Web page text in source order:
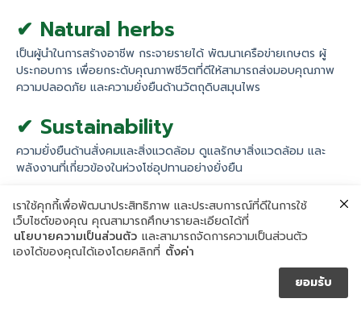
✔ Natural herbs
เป็นผู้นำในการสร้างอาชีพ กระจายรายได้ พัฒนาเครือข่ายเกษตร ผู้
ประกอบการ เพื่อยกระดับคุณภาพชีวิตที่ดีให้สามารถส่งมอบคุณภาพ
ความปลอดภัย และความยั่งยืนด้านวัตถุดิบสมุนไพร
✔ Sustainability
ความยั่งยืนด้านสั่งคมและสิ่งแวดล้อม ดูแลรักษาสิ่งแวดล้อม และ
พลังงานที่เกี่ยวข้องในห่วงโซ่อุปทานอย่างยั่งยืน
เราใช้คุกกี้เพื่อพัฒนาประสิทธิภาพ และประสบการณ์ที่ดีในการใช้
เว็บไซต์ของคุณ คุณสามารถศึกษารายละเอียดได้ที่
นโยบายความเป็นส่วนตัว และสามารถจัดการความเป็นส่วนตัว
เองได้ของคุณได้เองโดยคลิกที่ ตั้งค่า
ยอมรับ